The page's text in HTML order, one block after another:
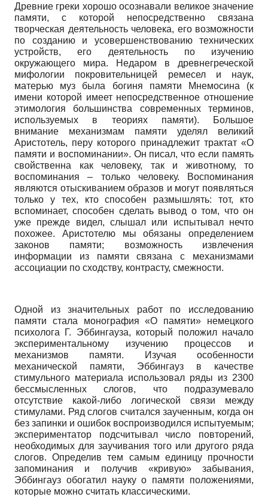
Древние греки хорошо осознавали великое значение
памяти, с которой непосредственно связана
творческая деятельность человека, его возможности
по созданию и усовершенствованию технических
устройств, его деятельность по изучению
окружающего мира. Недаром в древнегреческой
мифологии покровительницей ремесел и наук,
матерью муз была богиня памяти Мнемосина (к
имени которой имеет непосредственное отношение
этимология большинства современных терминов,
используемых в теориях памяти). Большое
внимание механизмам памяти уделял великий
Аристотель, перу которого принадлежит трактат «О
памяти и воспоминании». Он писал, что если память
свойственна как человеку, так и животному, то
воспоминания – только человеку. Воспоминания
являются отыскиванием образов и могут появляться
только у тех, кто способен размышлять: тот, кто
вспоминает, способен сделать вывод о том, что он
уже прежде видел, слышал или испытывал нечто
похожее. Аристотелю мы обязаны определением
законов памяти; возможность извлечения
информации из памяти связана с механизмами
ассоциации по сходству, контрасту, смежности.
Одной из значительных работ по исследованию
памяти стала монография «О памяти» немецкого
психолога Г. Эббингауза, который положил начало
экспериментальному изучению процессов и
механизмов памяти. Изучая особенности
механической памяти, Эббингауз в качестве
стимульного материала использовал ряды из 2300
бессмысленных слогов, что подразумевало
отсутствие какой-либо логической связи между
стимулами. Ряд слогов считался заученным, когда он
без запинки и ошибок воспроизводился испытуемым;
экспериментатор подсчитывал число повторений,
необходимых для заучивания того или другого ряда
слогов. Определив тем самым единицу прочности
запоминания и получив «кривую» забывания,
Эббингауз обогатил науку о памяти положениями,
которые можно считать классическими.